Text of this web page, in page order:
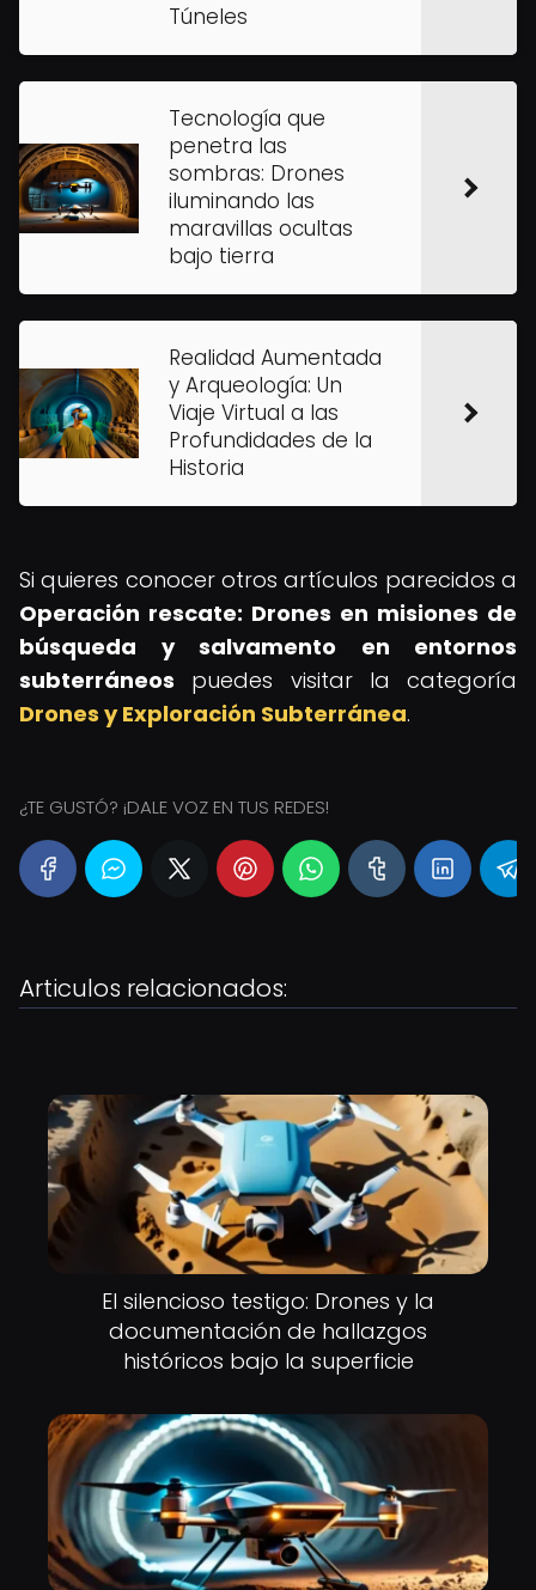
Túneles
Tecnología que
penetra las
sombras: Drones
iluminando las
maravillas ocultas
bajo tierra
Realidad Aumentada
y Arqueología: Un
Viaje Virtual a las
Profundidades de la
Historia
Si quieres conocer otros artículos parecidos a
Operación rescate: Drones en misiones de
búsqueda y salvamento en entornos
subterráneos puedes visitar la categoría
Drones y Exploración Subterránea.
¿TE GUSTÓ? ¡DALE VOZ EN TUS REDES!
Articulos relacionados:
El silencioso testigo: Drones y la
documentación de hallazgos
históricos bajo la superficie